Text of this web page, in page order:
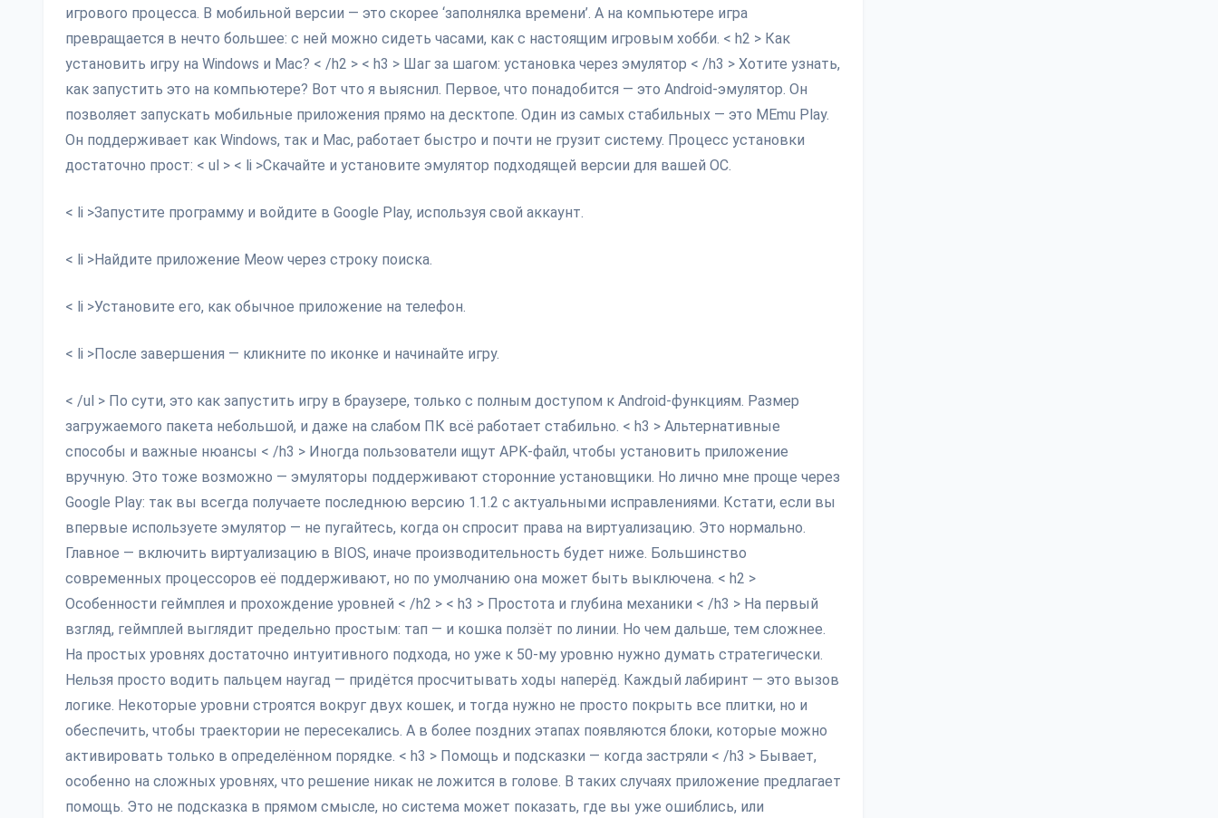
игрового процесса. В мобильной версии — это скорее ‘заполнялка времени’. А на компьютере игра
превращается в нечто большее: с ней можно сидеть часами, как с настоящим игровым хобби. < h2 > Как
установить игру на Windows и Mac? < /h2 > < h3 > Шаг за шагом: установка через эмулятор < /h3 > Хотите узнать,
как запустить это на компьютере? Вот что я выяснил. Первое, что понадобится — это Android-эмулятор. Он
позволяет запускать мобильные приложения прямо на десктопе. Один из самых стабильных — это MEmu Play.
Он поддерживает как Windows, так и Mac, работает быстро и почти не грузит систему. Процесс установки
достаточно прост: < ul > < li >Скачайте и установите эмулятор подходящей версии для вашей ОС.
< li >Запустите программу и войдите в Google Play, используя свой аккаунт.
< li >Найдите приложение Meow через строку поиска.
< li >Установите его, как обычное приложение на телефон.
< li >После завершения — кликните по иконке и начинайте игру.
< /ul > По сути, это как запустить игру в браузере, только с полным доступом к Android-функциям. Размер
загружаемого пакета небольшой, и даже на слабом ПК всё работает стабильно. < h3 > Альтернативные
способы и важные нюансы < /h3 > Иногда пользователи ищут APK-файл, чтобы установить приложение
вручную. Это тоже возможно — эмуляторы поддерживают сторонние установщики. Но лично мне проще через
Google Play: так вы всегда получаете последнюю версию 1.1.2 с актуальными исправлениями. Кстати, если вы
впервые используете эмулятор — не пугайтесь, когда он спросит права на виртуализацию. Это нормально.
Главное — включить виртуализацию в BIOS, иначе производительность будет ниже. Большинство
современных процессоров её поддерживают, но по умолчанию она может быть выключена. < h2 >
Особенности геймплея и прохождение уровней < /h2 > < h3 > Простота и глубина механики < /h3 > На первый
взгляд, геймплей выглядит предельно простым: тап — и кошка ползёт по линии. Но чем дальше, тем сложнее.
На простых уровнях достаточно интуитивного подхода, но уже к 50-му уровню нужно думать стратегически.
Нельзя просто водить пальцем наугад — придётся просчитывать ходы наперёд. Каждый лабиринт — это вызов
логике. Некоторые уровни строятся вокруг двух кошек, и тогда нужно не просто покрыть все плитки, но и
обеспечить, чтобы траектории не пересекались. А в более поздних этапах появляются блоки, которые можно
активировать только в определённом порядке. < h3 > Помощь и подсказки — когда застряли < /h3 > Бывает,
особенно на сложных уровнях, что решение никак не ложится в голове. В таких случаях приложение предлагает
помощь. Это не подсказка в прямом смысле, но система может показать, где вы уже ошиблись, или